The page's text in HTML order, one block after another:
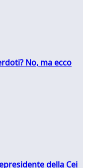
No, ma ecco
della Cei